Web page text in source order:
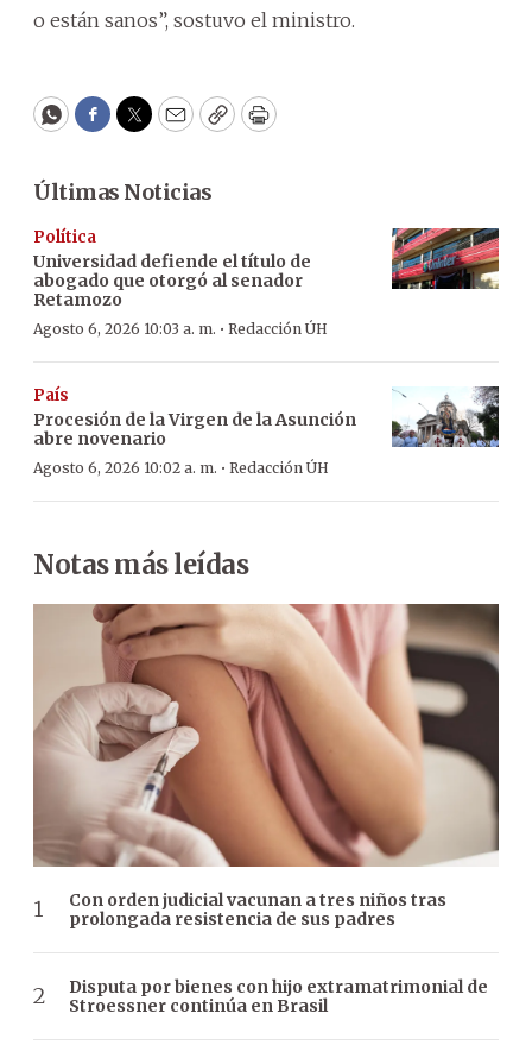
o están sanos”, sostuvo el ministro.
WhatsApp
Facebook
Twitter
EmailCopyPrint
Últimas Noticias
Política
Universidad defiende el título de
abogado que otorgó al senador
Retamozo
Agosto 6, 2026 10:03 a. m. · Redacción ÚH
País
Procesión de la Virgen de la Asunción
abre novenario
Agosto 6, 2026 10:02 a. m. · Redacción ÚH
Notas más leídas
Con orden judicial vacunan a tres niños tras
prolongada resistencia de sus padres
Disputa por bienes con hijo extramatrimonial de
Stroessner continúa en Brasil